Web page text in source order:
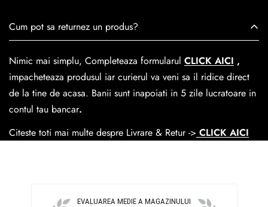
trecerea timpului.
medie livrarea dureaza 1-2 zilelucratoare prin
Easybox-ul Emag.
Cosul de livrareeste 15 lei pentru o comanda mai mica de
390 lei si Gratuit pentru o comanda de peste 390 lei.
Cum pot sa returnez un produs?
Nimic mai simplu, Completeaza formularul CLICK AICI ,
impacheteaza produsul iar curierul va veni sa il ridice direct
de la tine de acasa. Banii sunt inapoiati in 5 zile lucratoare in
contul tau bancar.
Citeste toti mai multe despre Livrare & Retur -> CLICK AICI
EVALUAREA MEDIE A MAGAZINULUI